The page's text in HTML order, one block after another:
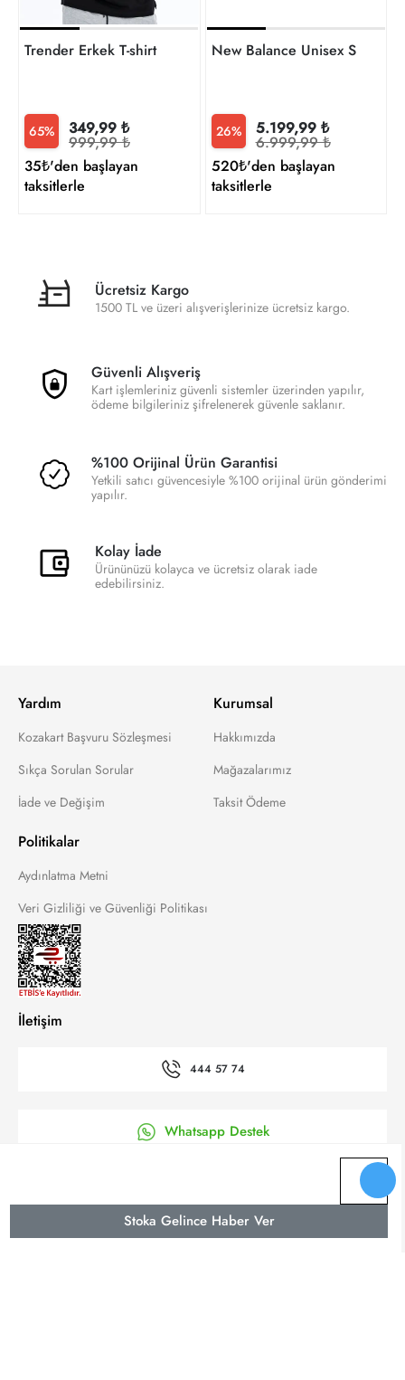
Stoka Gelince Haber Ver
Trender Erkek T-shirt
65% 349,99 ₺
999,99 ₺
35₺'den başlayan
taksitlerle
New Balance Unisex Sneaker
26% 5.199,99 ₺
6.999,99 ₺
520₺'den başlayan
taksitlerle
Ücretsiz Kargo
1500 TL ve üzeri alışverişlerinize ücretsiz kargo.
Güvenli Alışveriş
Kart işlemleriniz güvenli sistemler üzerinden yapılır,
ödeme bilgileriniz şifrelenerek güvenle saklanır.
%100 Orijinal Ürün Garantisi
Yetkili satıcı güvencesiyle %100 orijinal ürün gönderimi
yapılır.
Kolay İade
Ürününüzü kolayca ve ücretsiz olarak iade
edebilirsiniz.
Yardım
Kozakart Başvuru Sözleşmesi
Sıkça Sorulan Sorular
İade ve Değişim
Kurumsal
Hakkımızda
Mağazalarımız
Taksit Ödeme
Politikalar
Aydınlatma Metni
Veri Gizliliği ve Güvenliği Politikası
İletişim
444 57 74
Whatsapp Destek